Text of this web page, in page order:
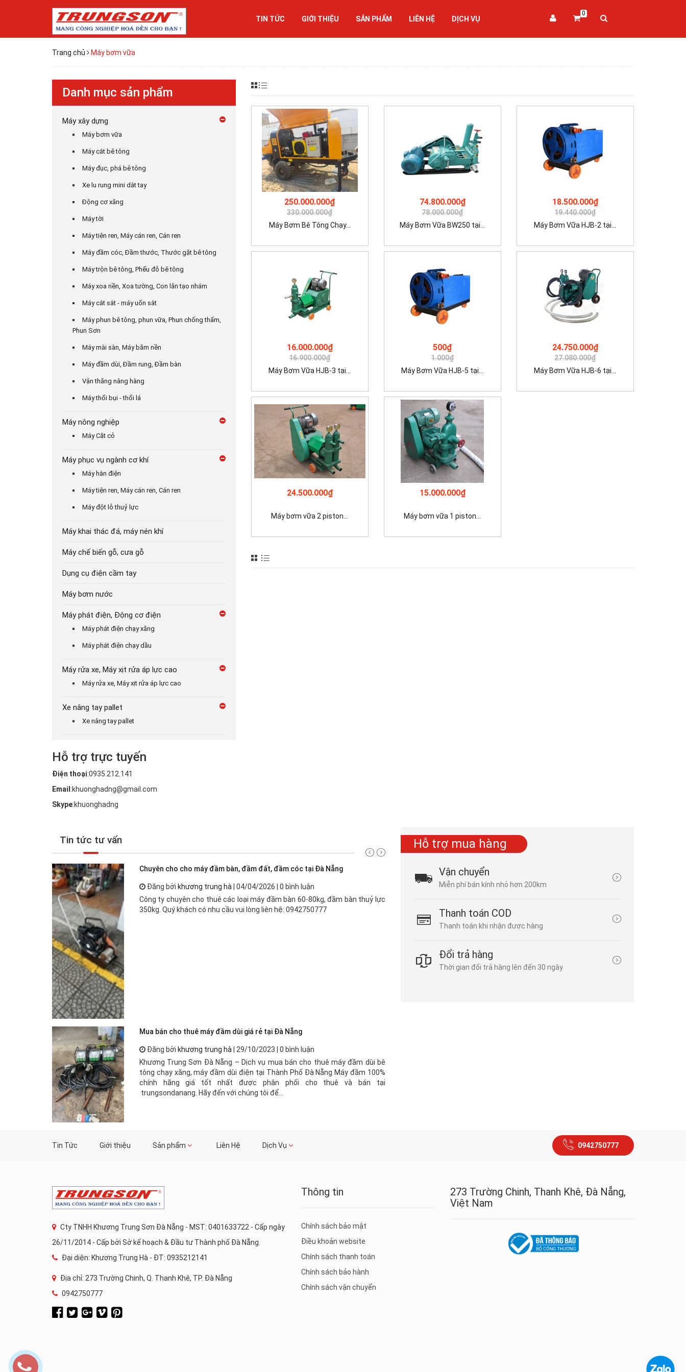
TIN TỨC GIỚI THIỆU SẢN PHẨM LIÊN HỆ DỊCH VỤ
0
Trang chủ Máy bơm vữa
Danh mục sản phẩm
Máy xây dựng
Máy bơm vữa
Máy cắt bê tông
Máy đục, phá bê tông
Xe lu rung mini dắt tay
Động cơ xăng
Máy tời
Máy tiện ren, Máy cán ren, Cán ren
Máy đầm cóc, Đầm thước, Thước gặt bê tông
Máy trộn bê tông, Phểu đỗ bê tông
Máy xoa nền, Xoa tường, Con lăn tạo nhám
Máy cắt sắt - máy uốn sắt
Máy phun bê tông, phun vữa, Phun chống thấm,
Phun Sơn
Máy mài sàn, Máy băm nền
Máy đầm dùi, Đầm rung, Đầm bàn
Vận thăng nâng hàng
Máy thổi bụi - thổi lá
Máy nông nghiệp
Máy Căt cỏ
Máy phục vụ ngành cơ khí
Máy hàn điện
Máy tiện ren, Máy cán ren, Cán ren
Máy đột lỗ thuỷ lực
Máy khai thác đá, máy nén khí
Máy chế biến gỗ, cưa gỗ
Dụng cụ điện cầm tay
Máy bơm nước
Máy phát điện, Động cơ điện
Máy phát điện chạy xăng
Máy phát điện chạy dầu
Máy rửa xe, Máy xịt rửa áp lực cao
Máy rửa xe, Máy xịt rửa áp lực cao
Xe nâng tay pallet
Xe nâng tay pallet
Hỗ trợ trực tuyến
Điện thoại:0935.212.141
Email :khuonghadng@gmail.com
Skype:khuonghadng
250.000.000₫
330.000.000₫
Máy Bơm Bê Tông Chạy...
74.800.000₫
78.000.000₫
Máy Bơm Vữa BW250 tại...
18.500.000₫
19.440.000₫
Máy Bơm Vữa HJB-2 tại...
16.000.000₫
16.900.000₫
Máy Bơm Vữa HJB-3 tại...
500₫
1.000₫
Máy Bơm Vữa HJB-5 tại...
24.750.000₫
27.080.000₫
Máy Bơm Vữa HJB-6 tại...
24.500.000₫
Máy bơm vữa 2 piston...
15.000.000₫
Máy bơm vữa 1 piston...
Tin tức tư vấn
Chuyên cho cho máy đầm bàn, đầm đất, đầm cóc tại Đà Nẵng
Đăng bởi khương trung hà | 04/04/2026 | 0 bình luận
Công ty chuyên cho thuê các loại máy đầm bàn 60-80kg, đầm bàn thuỷ lực
350kg. Quý khách có nhu cầu vui lòng liên hệ: 0942750777
Mua bán cho thuê máy đầm dùi giá rẻ tại Đà Nẵng
Đăng bởi khương trung hà| 29/10/2023 | 0 bình luận
Khương Trung Sơn Đà Nẵng – Dịch vụ mua bán cho thuê máy đầm dùi bê
tông chạy xăng, máy đầm dùi điện tại Thành Phố Đà Nẵng Máy đầm 100%
chính hãng giá tốt nhất được phân phối cho thuê và bán tại
trungsondanang. Hãy đến với chúng tôi để...
Cho thuê máy phát điện giá rẻ tại Đà Nẵng
Đăng bởikhương trung hà
lại không có ý định bỏ ra một khoản tiền lớn để mua một
Hiểu được điều đó, chúng tôi mang tới cho khách hàng dịch
máy phát...
Cho thuê máy cắt bê tông giá rẻ tại Đà Nẵng
Hỗ trợ mua hàng
Vận chuyển
Miễn phí bán kính nhỏ hơn 200km
Thanh toán COD
Thanh toán khi nhận được hàng
Đổi trả hàng
Thời gian đổi trả hàng lên đến 30 ngày
Tin Tức Giới thiệu Sản phẩm Liên Hệ Dịch Vụ 0942750777
Cty TNHH Khương Trung Sơn Đà Nẵng - MST: 0401633722 - Cấp ngày
26/11/2014 - Cấp bởi Sở kế hoạch & Đầu tư Thành phố Đà Nẵng.
Đại diện: Khương Trung Hà - ĐT: 0935212141
Địa chỉ: 273 Trường Chinh, Q. Thanh Khê, TP. Đà Nẵng
0942750777
Thông tin
Chính sách bảo mật
Điều khoản website
Chính sách thanh toán
Chính sách bảo hành
Chính sách vận chuyển
273 Trường Chinh, Thanh Khê, Đà Nẵng,
Việt Nam